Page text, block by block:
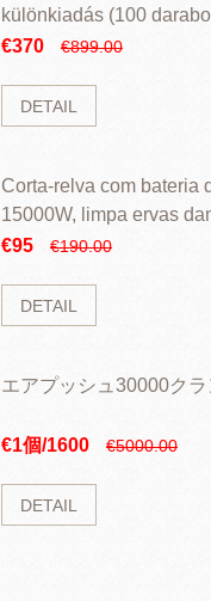
különkiadás (100
€370
€899.00
DETAIL
Corta-relva com bateria
15000W, limpa ervas
rapidamente
€95 €190.00
DETAIL
エアプッシュ30000ク
€1個/1600 €5000.00
DETAIL